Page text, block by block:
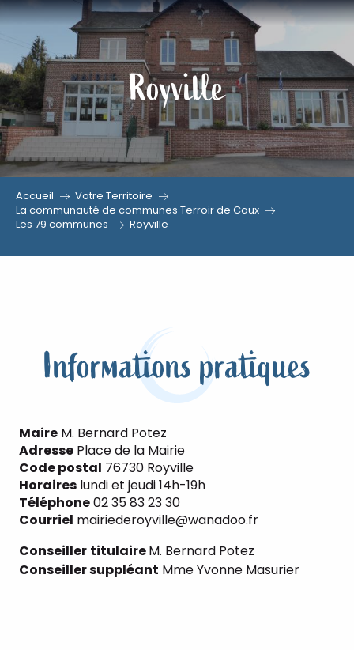
contenu
principal
Royville
Accueil
Votre Territoire
La communauté de communes Terroir de Caux
Les 79 communes
Royville
Informations pratiques
Maire M. Bernard Potez
Adresse Place de la Mairie
Code postal 76730 Royville
Horaires lundi et jeudi 14h-19h
Téléphone02 35 83 23 30
Courriel mairiederoyville@wanadoo.fr
Conseiller titulaireM. Bernard Potez
Conseiller suppléant Mme Yvonne Masurier